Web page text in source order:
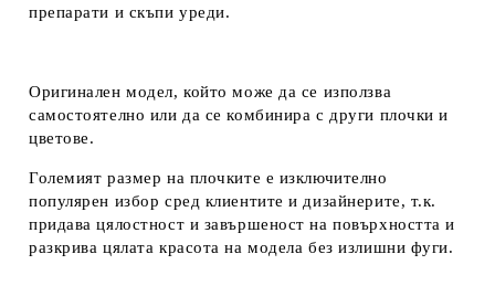
препарати и скъпи уреди.
Оригинален модел, който може да се използва
самостоятелно или да се комбинира с други плочки и
цветове.
Големият размер на плочките е изключително
популярен избор сред клиентите и дизайнерите, т.к.
придава цялостност и завършеност на повърхността и
разкрива цялата красота на модела без излишни фуги.